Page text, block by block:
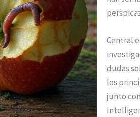
Central
dudas
los
junto